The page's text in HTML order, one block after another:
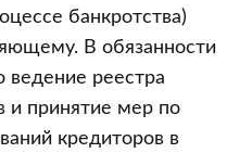
банкротства)
В обязанности
реестра
и принятие мер по
кредиторов в